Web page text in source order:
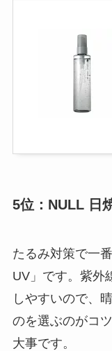
5位：NULL 日
たるみ対策で一
UV」です。紫外
しやすいので、
のを選ぶのがコ
大事です。